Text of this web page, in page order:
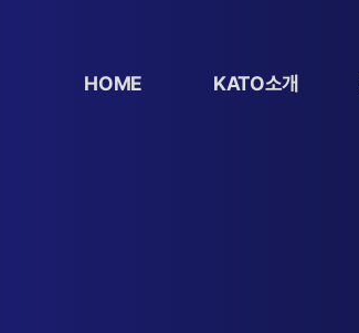
HOME KATO소개